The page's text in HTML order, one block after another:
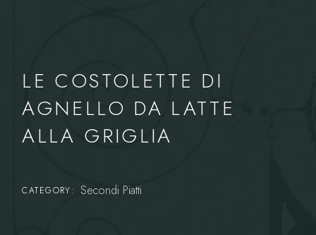
LE COSTOLETTE DI
AGNELLO DA LATTE
ALLA GRIGLIA
CATEGORY: Secondi Piatti